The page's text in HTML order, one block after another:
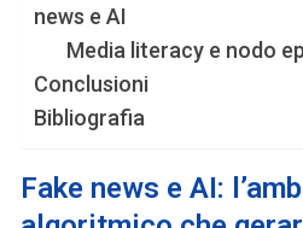
news e AI
Media literacy e nodo
Conclusioni
Bibliografia
Fake news e AI: